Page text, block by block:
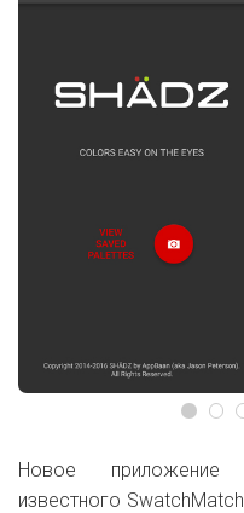
Новое
известного